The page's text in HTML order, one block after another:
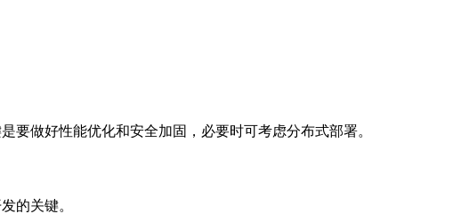
要做好性能优化和安全加固，必要时可考虑分布式部署。
的关键。